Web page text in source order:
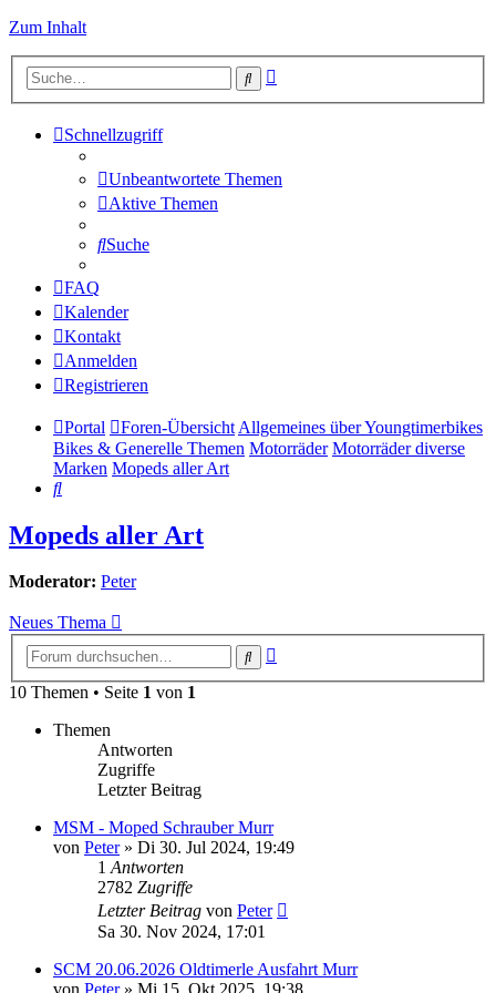
Zum Inhalt
Suche
Schnellzugriff
Unbeantwortete Themen
Aktive Themen
Suche
FAQ
Kalender
Kontakt
Anmelden
Registrieren
Portal Foren-Übersicht Allgemeines über Youngtimerbikes
Bikes & Generelle Themen Motorräder Motorräder diverse
Marken Mopeds aller Art
Suche
Mopeds aller Art
Moderator: Peter
Neues Thema
Suche
10 Themen • Seite 1 von 1
Themen
Antworten
Zugriffe
Letzter Beitrag
MSM - Moped Schrauber Murr
von Peter» Di 30. Jul 2024, 19:49
1 Antworten
2782 Zugriffe
Letzter Beitrag von Peter
Sa 30. Nov 2024, 17:01
SCM 20.06.2026 Oldtimerle Ausfahrt Murr
von Peter» Mi 15. Okt 2025, 19:38